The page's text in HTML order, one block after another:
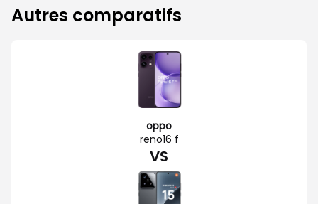
Autres comparatifs
oppo
reno16 f
VS